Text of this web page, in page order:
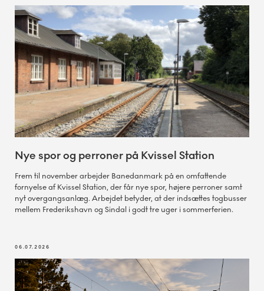
Nye spor og perroner på Kvissel Station
Frem til november arbejder Banedanmark på en omfattende
fornyelse af Kvissel Station, der får nye spor, højere perroner samt
nyt overgangsanlæg. Arbejdet betyder, at der indsættes togbusser
mellem Frederikshavn og Sindal i godt tre uger i sommerferien.
06.07.2026